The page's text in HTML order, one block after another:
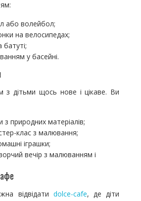
або волейбол;
на велосипедах;
у басейні.
з дітьми щось нове і цікаве. Ви
природних матеріалів;
клас з малювання;
іграшки;
вечір з малюванням і
відвідати dolce-cafe, де діти